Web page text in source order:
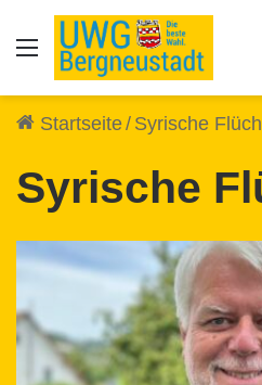
Auswahl
Startseite/ Syrische
Syrische